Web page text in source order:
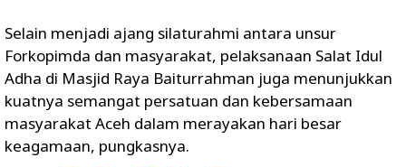
Selain menjadi ajang silaturahmi antara unsur
Forkopimda dan masyarakat, pelaksanaan Salat Idul
Adha di Masjid Raya Baiturrahman juga menunjukkan
kuatnya semangat persatuan dan kebersamaan
masyarakat Aceh dalam merayakan hari besar
keagamaan, pungkasnya.